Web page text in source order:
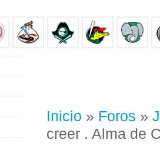
Inicio » Foros »
creer . Alma de